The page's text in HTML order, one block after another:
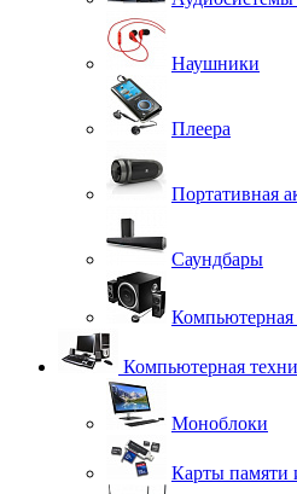
Наушники
Плеера
Портативная
Саундбары
Компьютерная
Компьютерная
Моноблоки
Карты памяти